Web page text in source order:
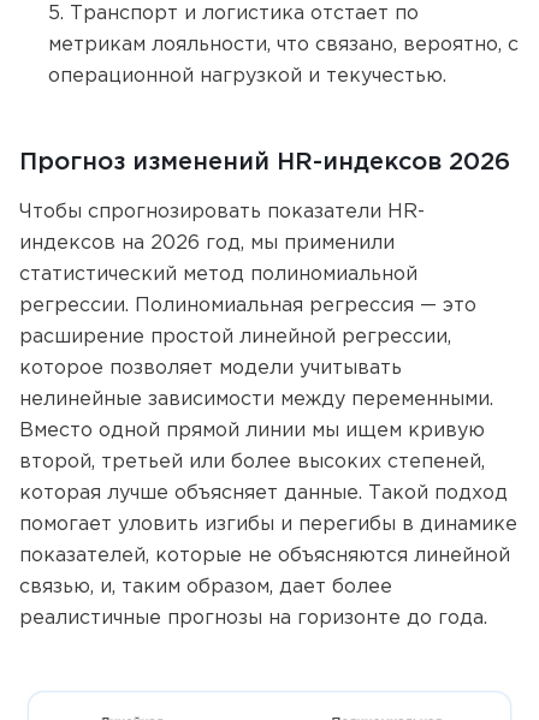
Транспорт и логистика отстает по
метрикам лояльности, что связано, вероятно, с
операционной нагрузкой и текучестью.
Прогноз изменений HR-индексов 2026
Чтобы спрогнозировать показатели HR-
индексов на 2026 год, мы применили
статистический метод полиномиальной
регрессии. Полиномиальная регрессия — это
расширение простой линейной регрессии,
которое позволяет модели учитывать
нелинейные зависимости между переменными.
Вместо одной прямой линии мы ищем кривую
второй, третьей или более высоких степеней,
которая лучше объясняет данные. Такой подход
помогает уловить изгибы и перегибы в динамике
показателей, которые не объясняются линейной
связью, и, таким образом, дает более
реалистичные прогнозы на горизонте до года.